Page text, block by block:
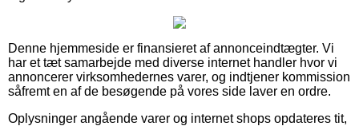
Denne hjemmeside er finansieret af annonceindtægter. Vi
har et tæt samarbejde med diverse internet handler hvor vi
annoncerer virksomhedernes varer, og indtjener kommission
såfremt en af de besøgende på vores side laver en ordre.
Oplysninger angående varer og internet shops opdateres tit,